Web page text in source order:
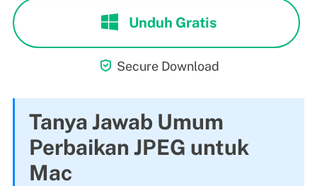
Unduh Gratis
 Secure Download
Tanya Jawab Umum
Perbaikan JPEG untuk
Mac